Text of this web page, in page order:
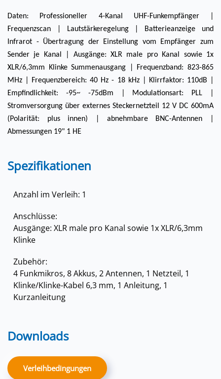
Daten: Professioneller 4-Kanal UHF-Funkempfänger |
Frequenzscan | Lautstärkeregelung | Batterieanzeige und
Infrarot - Übertragung der Einstellung vom Empfänger zum
Sender je Kanal | Ausgänge: XLR male pro Kanal sowie 1x
XLR/6,3mm Klinke Summenausgang | Frequenzband: 823-865
MHz | Frequenzbereich: 40 Hz - 18 kHz | Klirrfaktor: 110dB |
Empfindlichkeit: -95~ -75dBm | Modulationsart: PLL |
Stromversorgung über externes Steckernetzteil 12 V DC 600mA
(Polarität: plus innen) | abnehmbare BNC-Antennen |
Abmessungen 19" 1 HE
Spezifikationen
Anzahl im Verleih: 1
Anschlüsse:
Ausgänge: XLR male pro Kanal sowie 1x XLR/6,3mm
Klinke
Zubehör:
4 Funkmikros, 8 Akkus, 2 Antennen, 1 Netzteil, 1
Klinke/Klinke-Kabel 6,3 mm, 1 Anleitung, 1
Kurzanleitung
Downloads
Verleihbedingungen